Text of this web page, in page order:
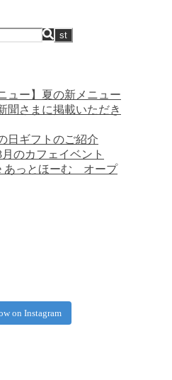
ュー】夏の新メニュー
聞さまに掲載いただき
日ギフトのご紹介
月のカフェイベント
あっとほーむ オープ
on Instagram